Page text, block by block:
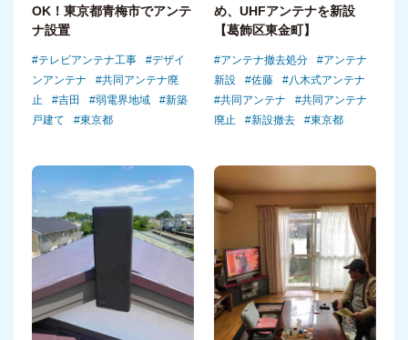
OK！東京都青梅市でアンテ
ナ設置
テレビアンテナ工事
デザイ
ンアンテナ
共同アンテナ廃
止
吉田 弱電界地域
新築
戸建て
東京都
め、UHFアンテナを新設
【葛飾区東金町】
アンテナ撤去処分
アンテナ
新設
佐藤
八木式アンテナ
共同アンテナ
共同アンテナ
廃止
新設撤去 東京都